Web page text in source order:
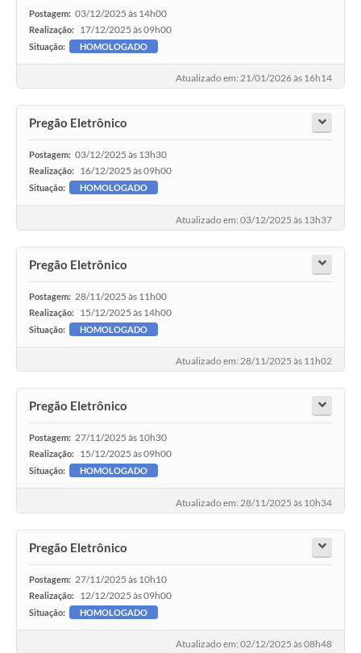
Postagem: 03/12/2025 às 14h00
Realização: 17/12/2025 às 09h00
Situação: HOMOLOGADO
Atualizado em: 21/01/2026 às 16h14
Pregão Eletrônico
Postagem: 03/12/2025 às 13h30
Realização: 16/12/2025 às 09h00
Situação: HOMOLOGADO
Atualizado em: 03/12/2025 às 13h37
Pregão Eletrônico
Postagem: 28/11/2025 às 11h00
Realização: 15/12/2025 às 14h00
Situação: HOMOLOGADO
Atualizado em: 28/11/2025 às 11h02
Pregão Eletrônico
Postagem: 27/11/2025 às 10h30
Realização: 15/12/2025 às 09h00
Situação: HOMOLOGADO
Atualizado em: 28/11/2025 às 10h34
Pregão Eletrônico
Postagem: 27/11/2025 às 10h10
Realização: 12/12/2025 às 09h00
Situação: HOMOLOGADO
Atualizado em: 02/12/2025 às 08h48